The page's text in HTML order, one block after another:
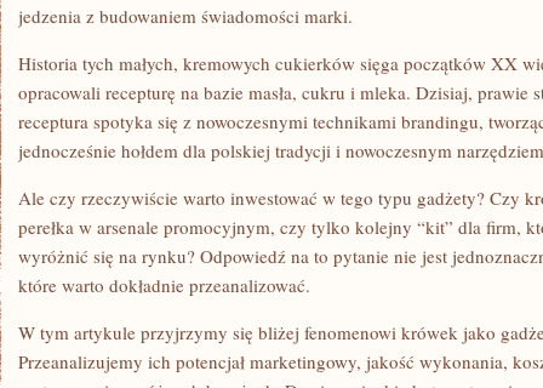
jedzenia z budowaniem świadomości marki.
Historia tych małych, kremowych cukierków sięga początków XX
opracowali recepturę na bazie masła, cukru i mleka. Dzisiaj, prawie
receptura spotyka się z nowoczesnymi technikami brandingu,
jednocześnie hołdem dla polskiej tradycji i nowoczesnym
Ale czy rzeczywiście warto inwestować w tego typu gadżety? Czy
perełka w arsenale promocyjnym, czy tylko kolejny “kit” dla firm,
wyróżnić się na rynku? Odpowiedź na to pytanie nie jest
które warto dokładnie przeanalizować.
W tym artykule przyjrzymy się bliżej fenomenowi krówek jako
Przeanalizujemy ich potencjał marketingowy, jakość wykonania,